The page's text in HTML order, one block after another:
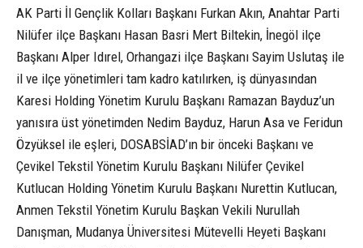
AK Parti İl Gençlik Kolları Başkanı Furkan Akın, Anahtar Parti
Nilüfer ilçe Başkanı Hasan Basri Mert Biltekin, İnegöl ilçe
Başkanı Alper Idırel, Orhangazi ilçe Başkanı Sayim Uslutaş ile
il ve ilçe yönetimleri tam kadro katılırken, iş dünyasından
Karesi Holding Yönetim Kurulu Başkanı Ramazan Bayduz’un
yanısıra üst yönetimden Nedim Bayduz, Harun Asa ve Feridun
Özyüksel ile eşleri, DOSABSİAD’ın bir önceki Başkanı ve
Çevikel Tekstil Yönetim Kurulu Başkanı Nilüfer Çevikel
Kutlucan Holding Yönetim Kurulu Başkanı Nurettin Kutlucan,
Anmen Tekstil Yönetim Kurulu Başkan Vekili Nurullah
Danışman, Mudanya Üniversitesi Mütevelli Heyeti Başkanı